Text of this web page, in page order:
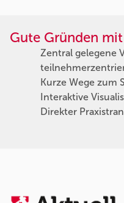
Gute Gründen
Zentral gelegene
Kurze Wege zum
Interaktive
Direkter